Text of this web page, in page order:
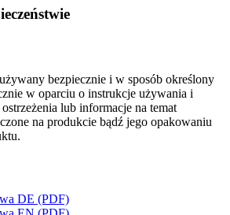
bezpiecznie i w sposób określony
w oparciu o instrukcje używania i
lub informacje na temat
na produkcie bądź jego opakowaniu
DE (PDF)